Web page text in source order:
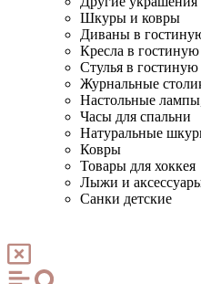
Шкуры и ковры
Диваны в
Кресла в гостиную
Стулья в гостиную
Журнальные
Настольные
Часы для спальни
Натуральные
Ковры
Товары для хоккея
Лыжи и
Санки детские